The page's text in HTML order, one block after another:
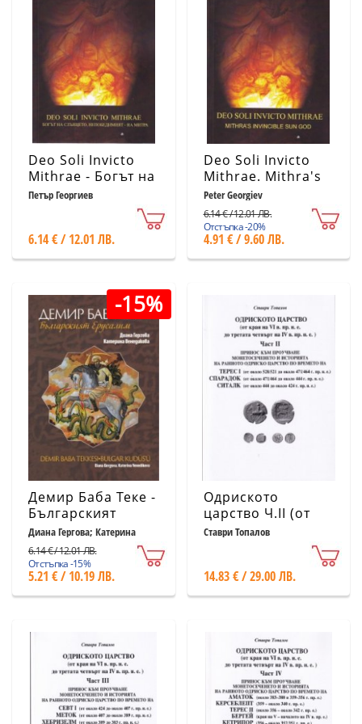
Deo Soli Invicto
Mithrae - Богът на
Слънцето,
Непобедимият -
Петър Георгиев
6.14 € / 12.01 ЛВ.
Deo Soli Invicto
Mithrae. Mithra's
Invincible Sun God
Peter Georgiev
6.14 € / 12.01 ЛВ.
Отстъпка -20%
4.91 € / 9.60 ЛВ.
-15%
Демир Баба Теке -
Българският
Йерусалим
Диана Гергова; Катерина
6.14 € / 12.01 ЛВ.
Отстъпка -15%
5.21 € / 10.19 ЛВ.
Одриското
царство Ч.II (от
края на VI в.
пр.н.е. до третата
пр.н.е.)
Ставри Топалов
14.83 € / 29.00 ЛВ.